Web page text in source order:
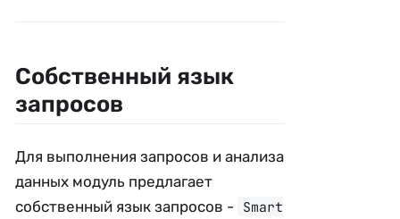
Собственный язык
запросов
Для выполнения запросов и анализа
данных модуль предлагает
собственный язык запросов -
Smart